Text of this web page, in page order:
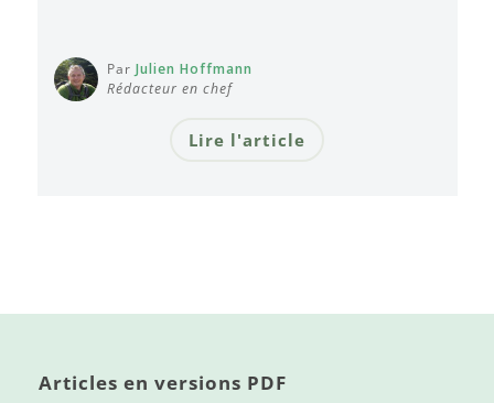
Par Julien Hoffmann
Rédacteur en chef
Lire l'article
Articles en versions PDF